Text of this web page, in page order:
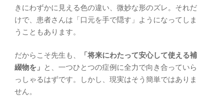
きにわずかに見える色の違い、微妙な形のズレ。それだ
けで、患者さんは「口元を手で隠す」ようになってしま
うこともあります。
だからこそ先生も、
「将来にわたって安心して使える補
綴物を」 と、一つひとつの症例に全力で向き合っていら
っしゃるはずです。しかし、現実はそう簡単ではありま
せん。